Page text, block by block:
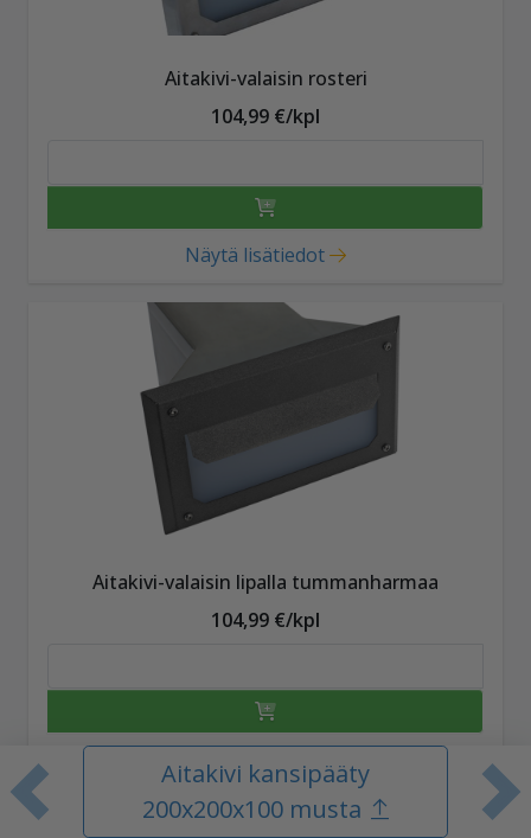
Edellinen tuote
Aitakivi kansipääty
200x200x100 musta
Aitakivi-valaisin rosteri
104,99 €/kpl
Näytä lisätiedot
Aitakivi-valaisin lipalla tummanharmaa
104,99 €/kpl
Näytä lisätiedot